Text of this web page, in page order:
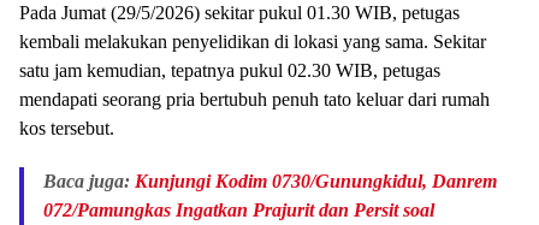
Pada Jumat (29/5/2026) sekitar pukul 01.30 WIB, petugas
kembali melakukan penyelidikan di lokasi yang sama. Sekitar
satu jam kemudian, tepatnya pukul 02.30 WIB, petugas
mendapati seorang pria bertubuh penuh tato keluar dari rumah
kos tersebut.
Baca juga: Kunjungi Kodim 0730/Gunungkidul, Danrem
072/Pamungkas Ingatkan Prajurit dan Persit soal